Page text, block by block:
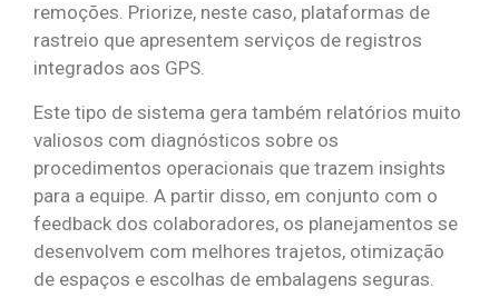
remoções. Priorize, neste caso, plataformas de
rastreio que apresentem serviços de registros
integrados aos GPS.
Este tipo de sistema gera também relatórios muito
valiosos com diagnósticos sobre os
procedimentos operacionais que trazem insights
para a equipe. A partir disso, em conjunto com o
feedback dos colaboradores, os planejamentos se
desenvolvem com melhores trajetos, otimização
de espaços e escolhas de embalagens seguras.